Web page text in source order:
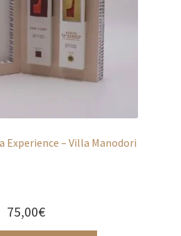
Experience – Villa Manodori
75,00€